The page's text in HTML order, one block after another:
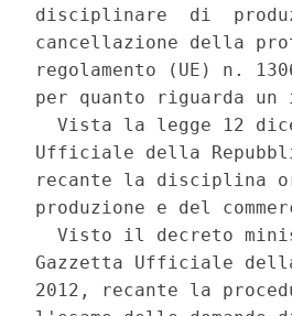
disciplinare  di
cancellazione della
regolamento (UE) n.
per quanto riguarda
Vista la legge 12
Ufficiale della
recante la disciplina
produzione e del
Visto il decreto
Gazzetta Ufficiale
2012, recante la